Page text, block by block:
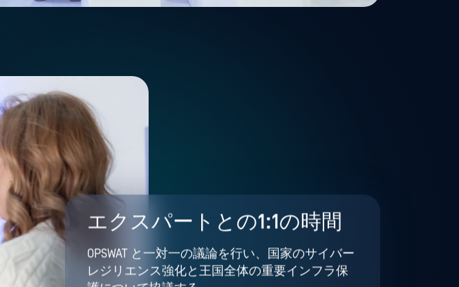
エクスパートとの1:1の時間
OPSWAT と一対一の議論を行い、国家のサイバー
レジリエンス強化と王国全体の重要インフラ保